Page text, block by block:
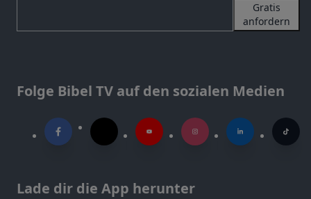
Gratis
anfordern
Folge Bibel TV auf den sozialen Medien
Lade dir die App herunter